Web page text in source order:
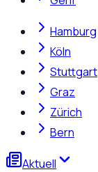
Hamburg
Köln
Stuttgart
Graz
Zürich
Bern
Aktuell